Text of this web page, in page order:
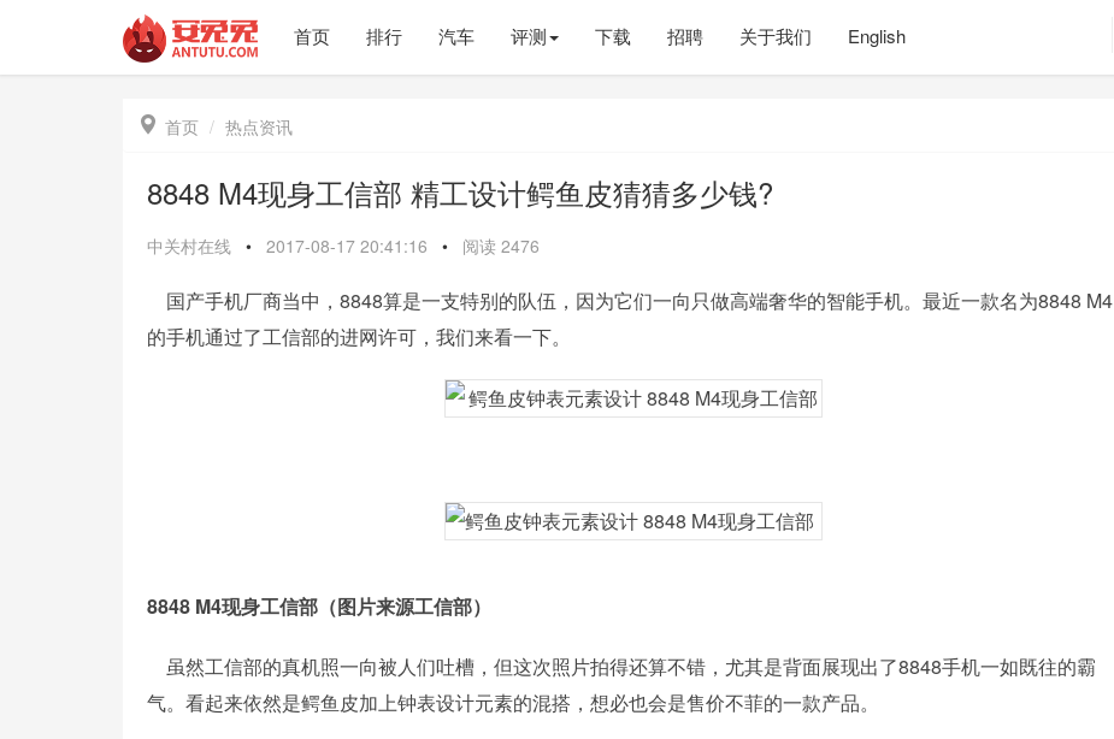
首页 排行 汽车 评测 下载 招聘 关于我们 English
 首页 热点资讯
8848 M4现身工信部 精工设计鳄鱼皮猜猜多少钱?
中关村在线 • 2017-08-17 20:41:16 • 阅读 2476
国产手机厂商当中，8848算是一支特别的队伍，因为它们一向只做高端奢华的智能手机。最近一款名为8848 M4
的手机通过了工信部的进网许可，我们来看一下。
8848 M4现身工信部（图片来源工信部）
虽然工信部的真机照一向被人们吐槽，但这次照片拍得还算不错，尤其是背面展现出了8848手机一如既往的霸
气。看起来依然是鳄鱼皮加上钟表设计元素的混搭，想必也会是售价不菲的一款产品。